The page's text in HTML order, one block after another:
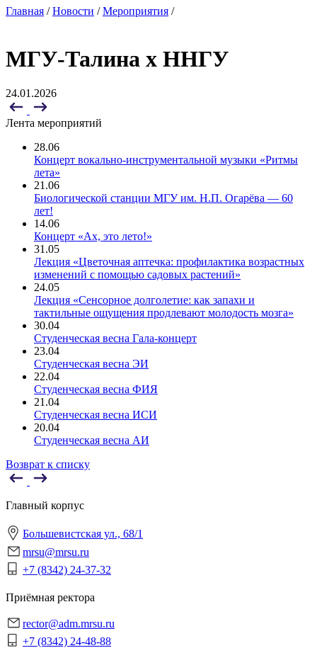
Главная /Новости /Мероприятия /
МГУ-Талина x ННГУ
24.01.2026
Лента мероприятий
28.06
Концерт вокально-инструментальной музыки «Ритмы
лета»
21.06
Биологической станции МГУ им. Н.П. Огарёва — 60
лет!
14.06
Концерт «Ах, это лето!»
31.05
Лекция «Цветочная аптечка: профилактика возрастных
изменений с помощью садовых растений»
24.05
Лекция «Сенсорное долголетие: как запахи и
тактильные ощущения продлевают молодость мозга»
30.04
Студенческая весна Гала-концерт
23.04
Студенческая весна ЭИ
22.04
Студенческая весна ФИЯ
21.04
Студенческая весна ИСИ
20.04
Студенческая весна АИ
Возврат к списку
Главный корпус
Большевистская ул., 68/1
mrsu@mrsu.ru
+7 (8342) 24-37-32
Приёмная ректора
rector@adm.mrsu.ru
+7 (8342) 24-48-88